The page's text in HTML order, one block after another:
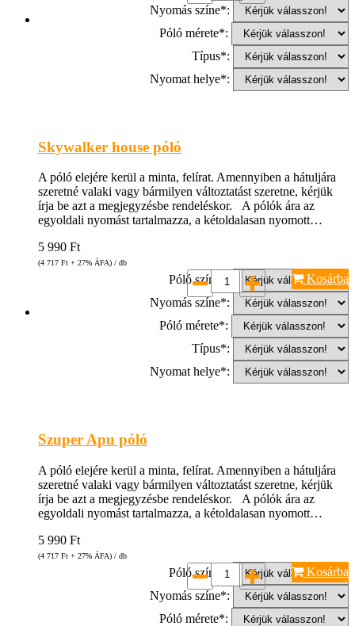
Nyomás színe*:
Póló mérete*:
Típus*:
Nyomat helye*:
Skywalker house póló
A póló elejére kerül a minta, felírat. Amennyiben a hátuljára
szeretné valaki vagy bármilyen változtatást szeretne, kérjük
írja be azt a megjegyzésbe rendeléskor. A pólók ára az
egyoldali nyomást tartalmazza, a kétoldalasan nyomott…
5 990 Ft
(4 717 Ft + 27% ÁFA) / db
Póló színe*:
Nyomás színe*:
Póló mérete*:
Típus*:
Nyomat helye*:
Kosárba
Szuper Apu póló
A póló elejére kerül a minta, felírat. Amennyiben a hátuljára
szeretné valaki vagy bármilyen változtatást szeretne, kérjük
írja be azt a megjegyzésbe rendeléskor. A pólók ára az
egyoldali nyomást tartalmazza, a kétoldalasan nyomott…
5 990 Ft
(4 717 Ft + 27% ÁFA) / db
Póló színe*:
Nyomás színe*:
Póló mérete*:
Kosárba